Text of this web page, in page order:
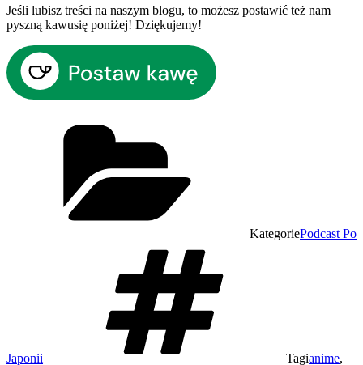
Jeśli lubisz treści na naszym blogu, to możesz postawić też nam
pyszną kawusię poniżej! Dziękujemy!
KategoriePodcast Po
Japonii Tagianime,